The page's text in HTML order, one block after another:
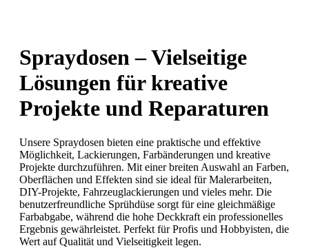
Spraydosen – Vielseitige
Lösungen für kreative
Projekte und Reparaturen
Unsere Spraydosen bieten eine praktische und effektive
Möglichkeit, Lackierungen, Farbänderungen und kreative
Projekte durchzuführen. Mit einer breiten Auswahl an Farben,
Oberflächen und Effekten sind sie ideal für Malerarbeiten,
DIY-Projekte, Fahrzeuglackierungen und vieles mehr. Die
benutzerfreundliche Sprühdüse sorgt für eine gleichmäßige
Farbabgabe, während die hohe Deckkraft ein professionelles
Ergebnis gewährleistet. Perfekt für Profis und Hobbyisten, die
Wert auf Qualität und Vielseitigkeit legen.